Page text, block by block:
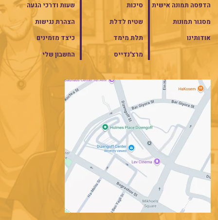
הדפסה תמונה אישית
מסגור תמונות
אודותינו
סיכות
שטיח לדלת
תלת מימד
מרצ'נדייס
שעות ודרכי הגעה
הצהרת נגישות
כיצד מזמינים
החשבון שלי